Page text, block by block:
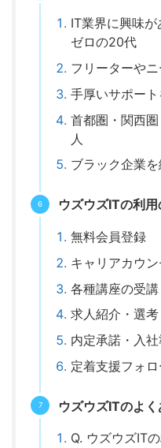
IT業界に興味
ゼロの20代
フリーターや
手厚いサポート
首都圏・関西
人
ブラック企業
ウズウズITの利
無料会員登録
キャリアカウ
各種講座の受講
求人紹介・選考
内定承諾・入
定着支援フォロ
ウズウズITのよ
Q. ウズウズIT